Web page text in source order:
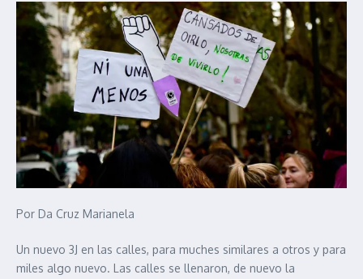
Por Da Cruz Marianela
Un nuevo 3J en las calles, para muches similares a otros y para
miles algo nuevo. Las calles se llenaron, de nuevo la